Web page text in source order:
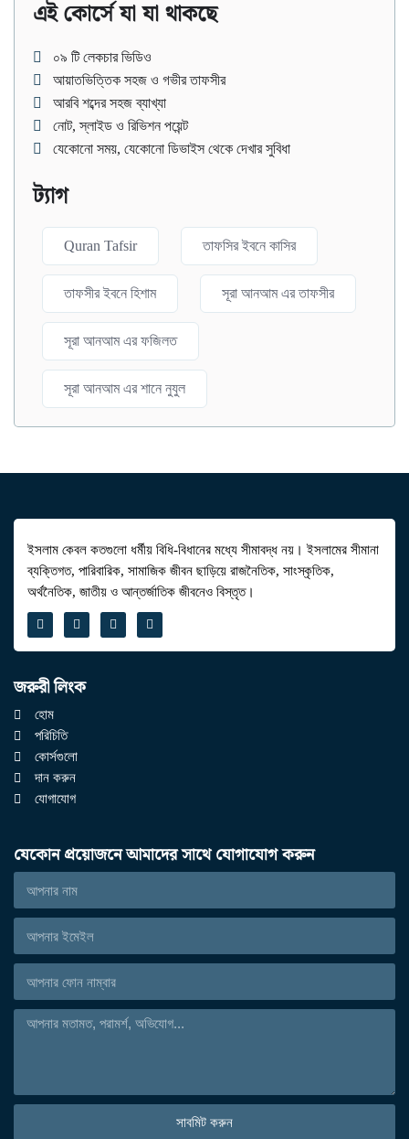
এই কোর্সে যা যা থাকছে
০৯ টি লেকচার ভিডিও
আয়াতভিত্তিক সহজ ও গভীর তাফসীর
আরবি শব্দের সহজ ব্যাখ্যা
নোট, স্লাইড ও রিভিশন পয়েন্ট
যেকোনো সময়, যেকোনো ডিভাইস থেকে দেখার সুবিধা
ট্যাগ
Quran Tafsir তাফসির ইবনে কাসির
তাফসীর ইবনে হিশাম সূরা আনআম এর তাফসীর
সূরা আনআম এর ফজিলত
সূরা আনআম এর শানে নুযুল
ইসলাম কেবল কতগুলো ধর্মীয় বিধি-বিধানের মধ্যে সীমাবদ্ধ নয়। ইসলামের সীমানা
ব্যক্তিগত, পারিবারিক, সামাজিক জীবন ছাড়িয়ে রাজনৈতিক, সাংস্কৃতিক,
অর্থনৈতিক, জাতীয় ও আন্তর্জাতিক জীবনেও বিস্তৃত।
জরুরী লিংক
হোম
পরিচিতি
কোর্সগুলো
দান করুন
যোগাযোগ
যেকোন প্রয়োজনে আমাদের সাথে যোগাযোগ করুন
সাবমিট করুন